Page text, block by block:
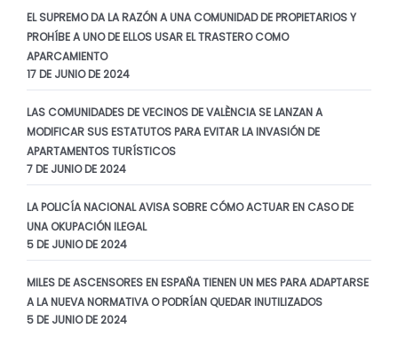
EL SUPREMO DA LA RAZÓN A UNA COMUNIDAD DE PROPIETARIOS Y
PROHÍBE A UNO DE ELLOS USAR EL TRASTERO COMO
APARCAMIENTO
17 DE JUNIO DE 2024
LAS COMUNIDADES DE VECINOS DE VALÈNCIA SE LANZAN A
MODIFICAR SUS ESTATUTOS PARA EVITAR LA INVASIÓN DE
APARTAMENTOS TURÍSTICOS
7 DE JUNIO DE 2024
LA POLICÍA NACIONAL AVISA SOBRE CÓMO ACTUAR EN CASO DE
UNA OKUPACIÓN ILEGAL
5 DE JUNIO DE 2024
MILES DE ASCENSORES EN ESPAÑA TIENEN UN MES PARA ADAPTARSE
A LA NUEVA NORMATIVA O PODRÍAN QUEDAR INUTILIZADOS
5 DE JUNIO DE 2024